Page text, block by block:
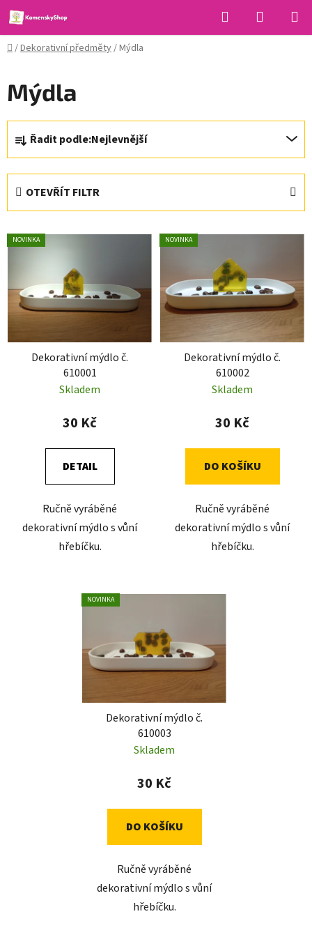
Přejít
na
obsah
Hledat
KOŠÍK
Domů
/Dekorativní předměty/Mýdla
Mýdla
Ř
a
z
p
d
u
k
t
Řadit podle:Nejlevnější
OTEVŘÍT FILTR
V
ý
i
p
r
NOVINKA
Dekorativní mýdlo č.
610001
Skladem
30 Kč
DETAIL
Ručně vyráběné
dekorativní mýdlo s vůní
hřebíčku.
NOVINKA
Dekorativní mýdlo č.
610002
Skladem
30 Kč
DO KOŠÍKU
Ručně vyráběné
dekorativní mýdlo s vůní
hřebíčku.
NOVINKA
Dekorativní mýdlo č.
610003
Skladem
30 Kč
DO KOŠÍKU
Ručně vyráběné
dekorativní mýdlo s vůní
hřebíčku.